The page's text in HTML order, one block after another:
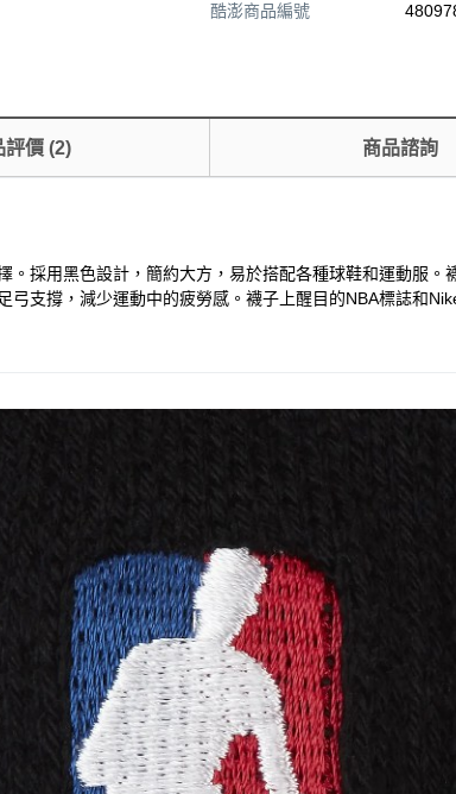
酷澎商品編號
評價(2) 商品諮詢
採用黑色設計，簡約大方，易於搭配各種球鞋和運動服
支撐，減少運動中的疲勞感。襪子上醒目的NBA標誌和